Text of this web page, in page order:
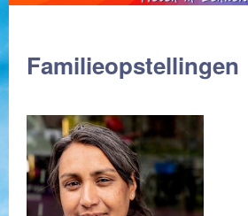
Familieopstellingen